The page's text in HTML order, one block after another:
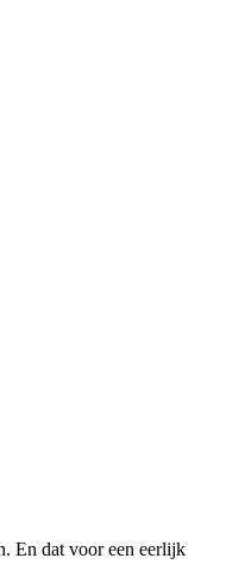
En dat voor een eerlijk